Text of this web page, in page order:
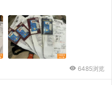
6485浏览